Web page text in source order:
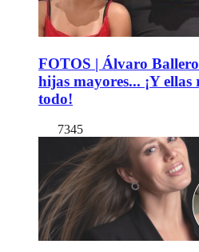
FOTOS | Álvaro Ballero
hijas mayores... ¡Y
todo!
7345